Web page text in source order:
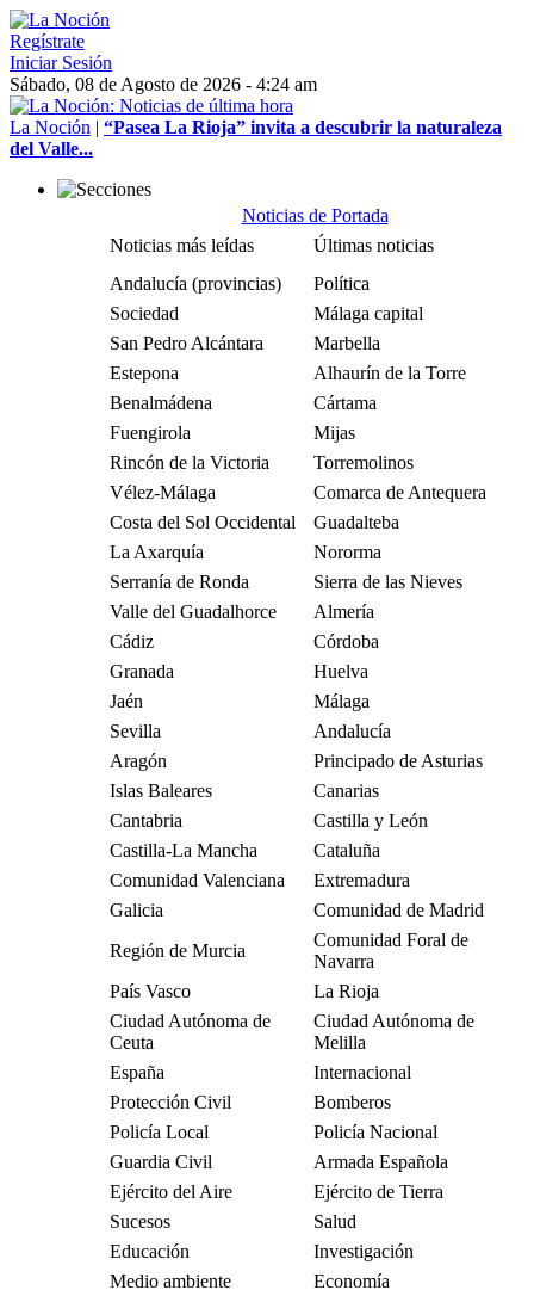
Regístrate
Iniciar Sesión
Sábado, 08 de Agosto de 2026 - 4:24 am
La Noción | “Pasea La Rioja” invita a descubrir la naturaleza
del Valle...
Noticias de Portada
Noticias más leídas
Últimas noticias
Andalucía (provincias)
Política
Sociedad
Málaga capital
San Pedro Alcántara
Marbella
Estepona
Alhaurín de la Torre
Benalmádena
Cártama
Fuengirola
Mijas
Rincón de la Victoria
Torremolinos
Vélez-Málaga
Comarca de Antequera
Costa del Sol Occidental
Guadalteba
La Axarquía
Nororma
Serranía de Ronda
Sierra de las Nieves
Valle del Guadalhorce
Almería
Cádiz
Córdoba
Granada
Huelva
Jaén
Málaga
Sevilla
Andalucía
Aragón
Principado de Asturias
Islas Baleares
Canarias
Cantabria
Castilla y León
Castilla-La Mancha
Cataluña
Comunidad Valenciana
Extremadura
Galicia
Comunidad de Madrid
Región de Murcia
Comunidad Foral de
Navarra
País Vasco
La Rioja
Ciudad Autónoma de
Ceuta
Ciudad Autónoma de
Melilla
España
Internacional
Protección Civil
Bomberos
Policía Local
Policía Nacional
Guardia Civil
Armada Española
Ejército del Aire
Ejército de Tierra
Sucesos
Salud
Educación
Investigación
Medio ambiente
Economía